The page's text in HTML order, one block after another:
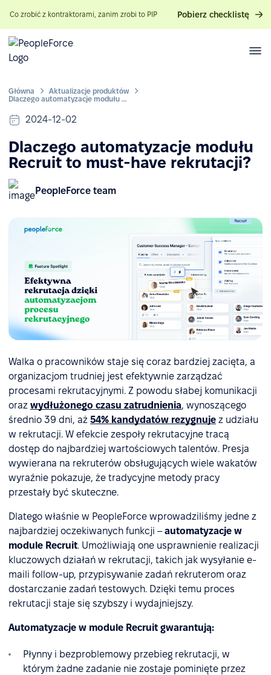
Co zrobić z kontraktorami, zanim zrobi to PIP Pobierz checklistę
Główna
Aktualizacje produktów
Dlaczego automatyzacje modułu Recruit to must-have rekrutacji?
2024-12-02
Dlaczego automatyzacje modułu
Recruit to must-have rekrutacji?
PeopleForce team
Walka o pracowników staje się coraz bardziej zacięta, a
organizacjom trudniej jest efektywnie zarządzać
procesami rekrutacyjnymi. Z powodu słabej komunikacji
oraz wydłużonego czasu zatrudnienia, wynoszącego
średnio 39 dni, aż 54% kandydatów rezygnuje z udziału
w rekrutacji. W efekcie zespoły rekrutacyjne tracą
dostęp do najbardziej wartościowych talentów. Presja
wywierana na rekruterów obsługujących wiele wakatów
wyraźnie pokazuje, że tradycyjne metody pracy
przestały być skuteczne.
Dlatego właśnie w PeopleForce wprowadziliśmy jedne z
najbardziej oczekiwanych funkcji –automatyzacje w
module Recruit. Umożliwiają one usprawnienie realizacji
kluczowych działań w rekrutacji, takich jak wysyłanie e-
maili follow-up, przypisywanie zadań rekruterom oraz
dostarczanie zadań testowych. Dzięki temu proces
rekrutacji staje się szybszy i wydajniejszy.
Automatyzacje w module Recruit gwarantują:
Płynny i bezproblemowy przebieg rekrutacji, w
którym żadne zadanie nie zostaje pominięte przez